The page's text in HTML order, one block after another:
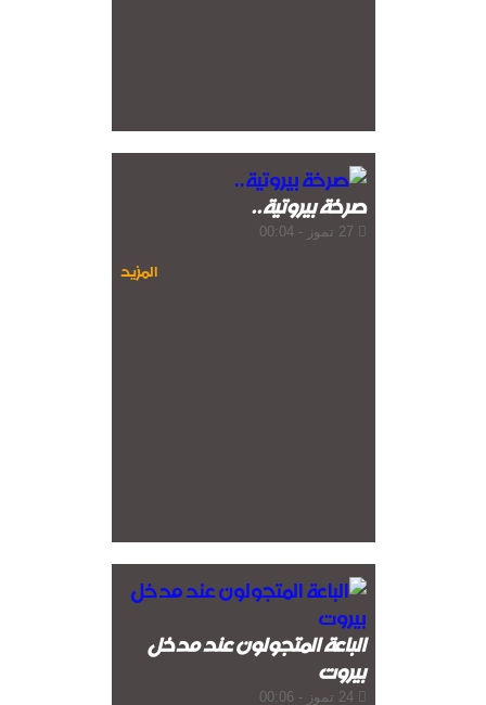
صرخة بيروتية..
المزيد
الباعة المتجولون عند مدخل
بيروت
24 تموز - 00:06